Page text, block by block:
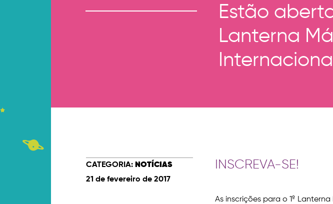
Estão
Lanterna
CATEGORIA: NOTÍCIAS
21 de fevereiro de 2017
INSCREVA-SE!
As inscrições para o 1º